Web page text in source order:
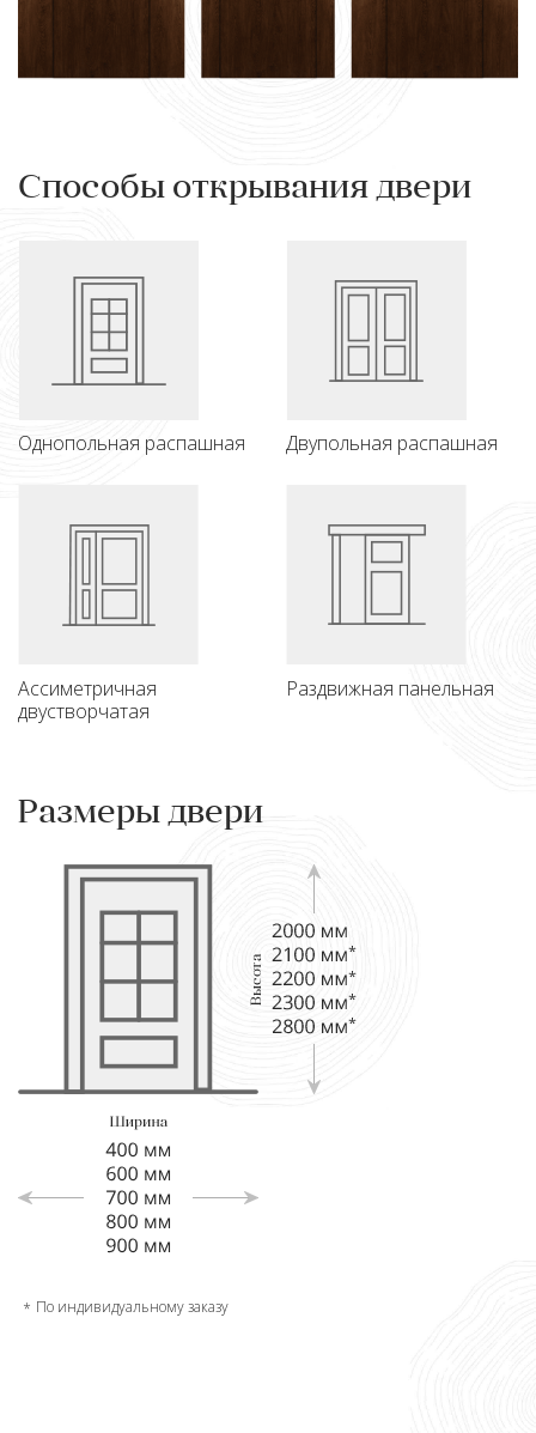
Способы открывания двери
Однопольная распашная Двупольная распашная
Ассиметричная
двустворчатая
Раздвижная панельная
Размеры двери
По индивидуальному заказу